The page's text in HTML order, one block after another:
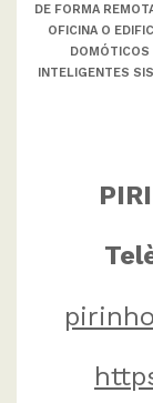
DE FORMA
OFICINA O
DOMÓTICOS
INTELIGENTES